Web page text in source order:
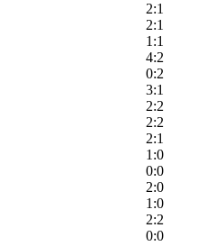
2:1
2:1
1:1
4:2
0:2
3:1
2:2
2:2
2:1
1:0
0:0
2:0
1:0
2:2
0:0